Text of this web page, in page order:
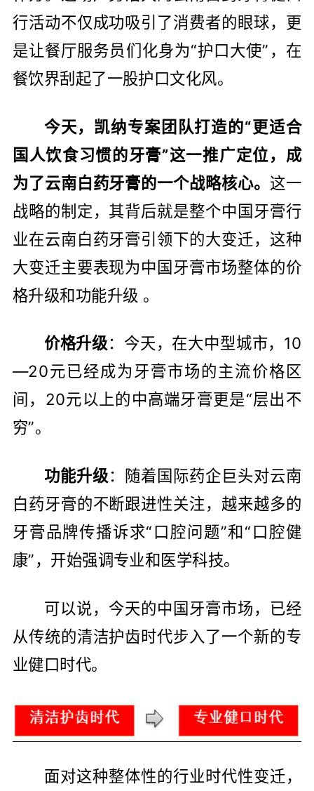
行活动不仅成功吸引了消费者的眼球，更
是让餐厅服务员们化身为“护口大使”，在
餐饮界刮起了一股护口文化风。
今天，凯纳专案团队打造的“更适合
国人饮食习惯的牙膏”这一推广定位，成
为了云南白药牙膏的一个战略核心。 这一
战略的制定，其背后就是整个中国牙膏行
业在云南白药牙膏引领下的大变迁，这种
大变迁主要表现为中国牙膏市场整体的价
格升级和功能升级 。
价格升级：今天，在大中型城市，10
—20元已经成为牙膏市场的主流价格区
间，20元以上的中高端牙膏更是“层出不
穷”。
功能升级：随着国际药企巨头对云南
白药牙膏的不断跟进性关注，越来越多的
牙膏品牌传播诉求“口腔问题”和“口腔健
康”，开始强调专业和医学科技。
可以说，今天的中国牙膏市场，已经
从传统的清洁护齿时代步入了一个新的专
业健口时代。
面对这种整体性的行业时代性变迁，